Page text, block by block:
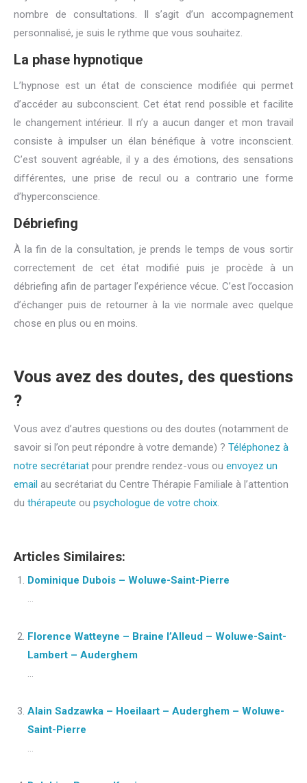
nombre de consultations. Il s’agit d’un accompagnement
personnalisé, je suis le rythme que vous souhaitez.
La phase hypnotique
L’hypnose est un état de conscience modifiée qui permet
d’accéder au subconscient. Cet état rend possible et facilite
le changement intérieur. Il n’y a aucun danger et mon travail
consiste à impulser un élan bénéfique à votre inconscient.
C’est souvent agréable, il y a des émotions, des sensations
différentes, une prise de recul ou a contrario une forme
d’hyperconscience.
Débriefing
À la fin de la consultation, je prends le temps de vous sortir
correctement de cet état modifié puis je procède à un
débriefing afin de partager l’expérience vécue. C’est l’occasion
d’échanger puis de retourner à la vie normale avec quelque
chose en plus ou en moins.
Vous avez des doutes, des questions
?
Vous avez d’autres questions ou des doutes (notamment de
savoir si l’on peut répondre à votre demande) ? Téléphonez à
notre secrétariat pour prendre rendez-vous ou envoyez un
email au secrétariat du Centre Thérapie Familiale à l’attention
du thérapeute ou psychologue de votre choix.
Articles Similaires:
Dominique Dubois – Woluwe-Saint-Pierre
...
Florence Watteyne – Braine l’Alleud – Woluwe-Saint-
Lambert – Auderghem
...
Alain Sadzawka – Hoeilaart – Auderghem – Woluwe-
Saint-Pierre
...